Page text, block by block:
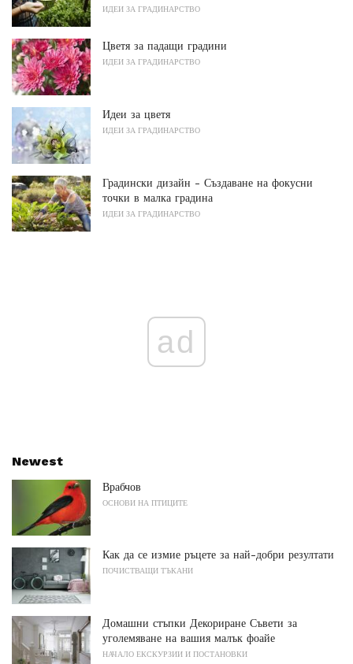
ИДЕИ ЗА ГРАДИНАРСТВО
Цветя за падащи градини
ИДЕИ ЗА ГРАДИНАРСТВО
Идеи за цветя
ИДЕИ ЗА ГРАДИНАРСТВО
Градински дизайн - Създаване на фокусни
точки в малка градина
ИДЕИ ЗА ГРАДИНАРСТВО
ad
Newest
Врабчов
ОСНОВИ НА ПТИЦИТЕ
Как да се измие ръцете за най-добри резултати
ПОЧИСТВАЩИ ТЪКАНИ
Домашни стъпки Декориране Съвети за
уголемяване на вашия малък фоайе
НАЧАЛО ЕКСКУРЗИИ И ПОСТАНОВКИ